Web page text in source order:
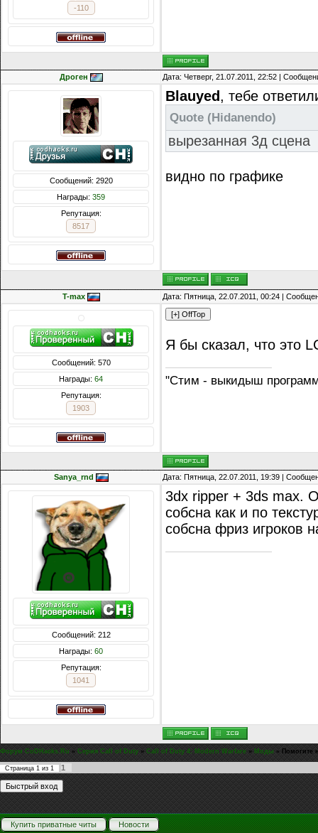
-110
Дроген Дата: Четверг, 21.07.2011, 22:52 |
Сообщений: 2920
Награды: 359
Репутация:
8517
Blauyed, тебе
Quote (Hidanendo)
вырезанная 3д сцена
видно по графике
T-max Дата: Пятница, 22.07.2011, 00:24 |
Сообщений: 570
Награды: 64
Репутация:
1903
Я бы сказал, что это
"Стим - выкидыш
Sanya_rnd Дата: Пятница, 22.07.2011, 19:39 |
Сообщений: 212
Награды: 60
Репутация:
1041
3dx ripper + 3ds max.
собсна как и по
собсна фриз игроков
Форум CoDHacks.Ru » Серия Call of Duty » Call of Duty 4: Modern Warfare » Моды » Помогите
Страница 1 из 1 1
Купить приватные читы Новости